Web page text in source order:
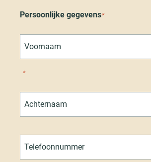
Persoonlijke gegevens*
*